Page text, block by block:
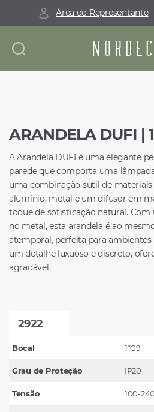
Área do Representante
ARANDELA DUFI |
A Arandela DUFI é uma elegante
parede que comporta uma
uma combinação sutil de
alumínio, metal e um difusor em
toque de sofisticação natural.
no metal, esta arandela é ao
atemporal, perfeita para
um detalhe luxuoso e discreto,
agradável.
2922
Bocal 1*G9
Grau de Proteção IP20
Tensão 100-